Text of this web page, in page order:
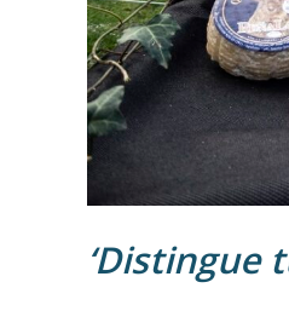
‘Distingue